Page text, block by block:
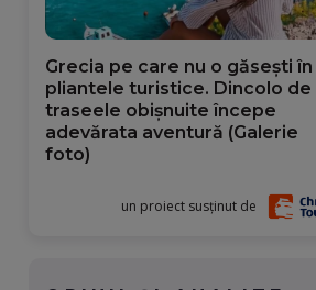
Grecia pe care nu o găsești în
pliantele turistice. Dincolo de
traseele obișnuite începe
adevărata aventură (Galerie
foto)
un proiect susținut de